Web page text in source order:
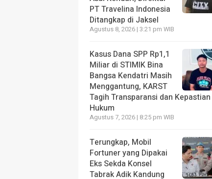
PT Travelina Indonesia
Ditangkap di Jaksel
Agustus 8, 2026 | 3:21 pm WIB
Kasus Dana SPP Rp1,1
Miliar di STIMIK Bina
Bangsa Kendatri Masih
Menggantung, KARST
Tagih Transparansi dan Kepastian
Hukum
Agustus 7, 2026 | 8:25 pm WIB
Terungkap, Mobil
Fortuner yang Dipakai
Eks Sekda Konsel
Tabrak Adik Kandung